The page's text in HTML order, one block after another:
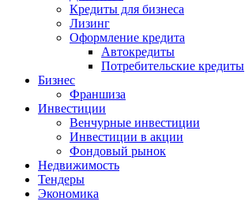
Кредиты для бизнеса
Лизинг
Оформление кредита
Автокредиты
Потребительские кредиты
Бизнес
Франшиза
Инвестиции
Венчурные инвестиции
Инвестиции в акции
Фондовый рынок
Недвижимость
Тендеры
Экономика